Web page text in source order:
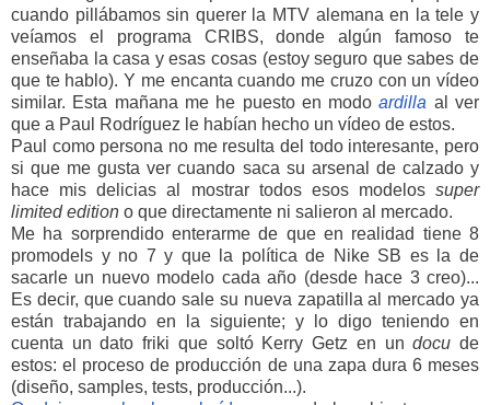
cuando pillábamos sin querer la MTV alemana en la tele y
veíamos el programa CRIBS, donde algún famoso te
enseñaba la casa y esas cosas (estoy seguro que sabes de
que te hablo). Y me encanta cuando me cruzo con un vídeo
similar. Esta mañana me he puesto en modoardilla al ver
que a Paul Rodríguez le habían hecho un vídeo de estos.
Paul como persona no me resulta del todo interesante, pero
si que me gusta ver cuando saca su arsenal de calzado y
hace mis delicias al mostrar todos esos modelossuper
limited edition o que directamente ni salieron al mercado.
Me ha sorprendido enterarme de que en realidad tiene 8
promodels y no 7 y que la política de Nike SB es la de
sacarle un nuevo modelo cada año (desde hace 3 creo)...
Es decir, que cuando sale su nueva zapatilla al mercado ya
están trabajando en la siguiente; y lo digo teniendo en
cuenta un dato friki que soltó Kerry Getz en undocu de
estos: el proceso de producción de una zapa dura 6 meses
(diseño, samples, tests, producción...).